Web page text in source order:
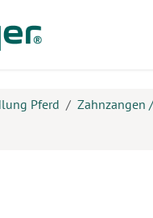
Pferd
Zahnzangen